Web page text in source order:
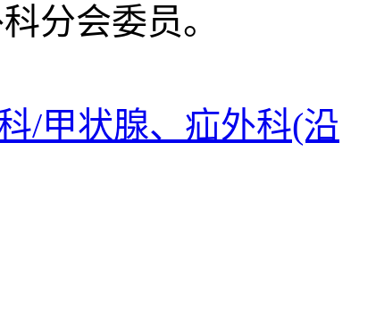
分会委员。
/甲状腺、疝外科(沿